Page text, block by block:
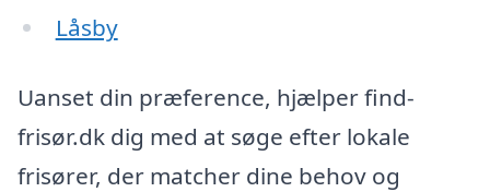
Låsby
Uanset din præference, hjælper find-
frisør.dk dig med at søge efter lokale
frisører, der matcher dine behov og